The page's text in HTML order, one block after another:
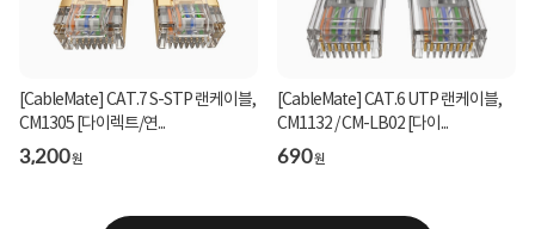
[CableMate] CAT.7 S-STP 랜케이블,
CM1305 [다이렉트/연...
3,200원
[CableMate] CAT.6 UTP 랜케이블,
CM1132 / CM-LB02 [다이...
690원